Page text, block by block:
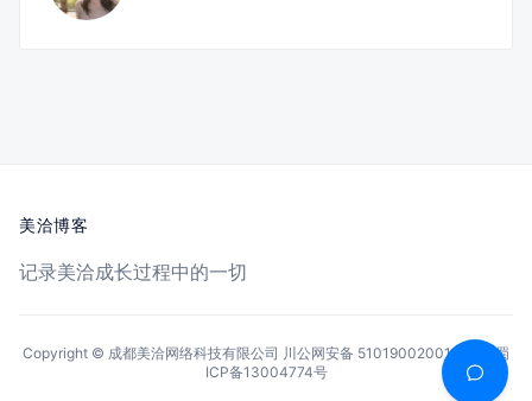
美洽博客
记录美洽成长过程中的一切
Copyright © 成都美洽网络科技有限公司 川公网安备 51019002001144号
蜀
ICP备13004774号